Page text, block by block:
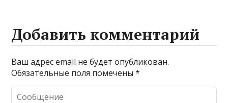
Добавить комментарий
Ваш адрес email не будет опубликован.
Обязательные поля помечены*